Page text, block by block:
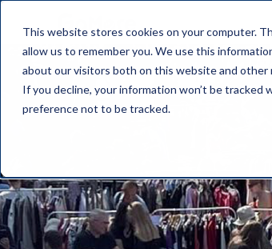
This website stores cookies on your computer.
allow us to remember you. We use this
about our visitors both on this website and other
If you decline, your information won’t be
preference not to be tracked.